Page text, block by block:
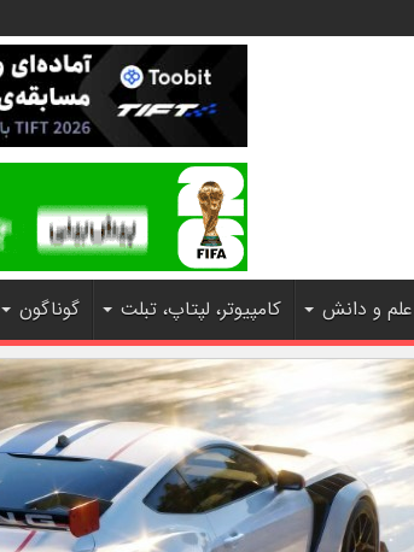
علم و دانش کامپیوتر، لپتاپ، تبلت گوناگون